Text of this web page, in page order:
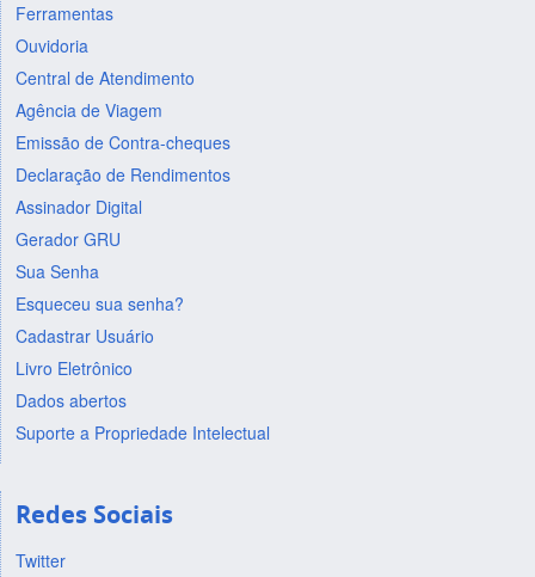
Ferramentas
Ouvidoria
Central de Atendimento
Agência de Viagem
Emissão de Contra-cheques
Declaração de Rendimentos
Assinador Digital
Gerador GRU
Sua Senha
Esqueceu sua senha?
Cadastrar Usuário
Livro Eletrônico
Dados abertos
Suporte a Propriedade Intelectual
Redes Sociais
Twitter